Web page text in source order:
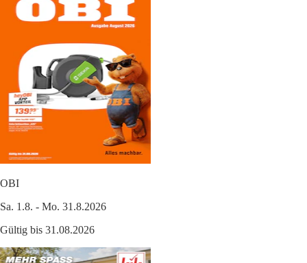
OBI
Sa. 1.8. - Mo. 31.8.2026
Gültig bis 31.08.2026